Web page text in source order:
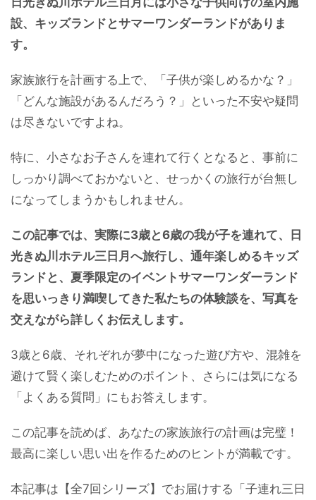
設、キッズランドとサマーワンダーランドがありま
す。
家族旅行を計画する上で、「子供が楽しめるかな？」
「どんな施設があるんだろう？」といった不安や疑問
は尽きないですよね。
特に、小さなお子さんを連れて行くとなると、事前に
しっかり調べておかないと、せっかくの旅行が台無し
になってしまうかもしれません。
この記事では、実際に3歳と6歳の我が子を連れて、日
光きぬ川ホテル三日月へ旅行し、通年楽しめるキッズ
ランドと、夏季限定のイベントサマーワンダーランド
を思いっきり満喫してきた私たちの体験談を、写真を
交えながら詳しくお伝えします。
3歳と6歳、それぞれが夢中になった遊び方や、混雑を
避けて賢く楽しむためのポイント、さらには気になる
「よくある質問」にもお答えします。
この記事を読めば、あなたの家族旅行の計画は完璧！
最高に楽しい思い出を作るためのヒントが満載です。
本記事は【全7回シリーズ】でお届けする「子連れ三日